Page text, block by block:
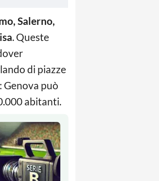
Salerno,
. Queste
di piazze
può
abitanti.